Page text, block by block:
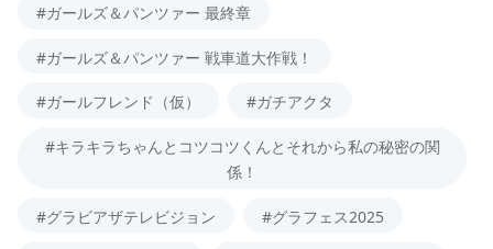
#ガールズ＆パンツァー 最終章
#ガールズ＆パンツァー 戦車道大作戦！
#ガールフレンド（仮） #ガチアクタ
#キラキラちゃんとコツコツくんとそれから私の秘密の関
係！
#グラビアザテレビジョン #グラフェス2025